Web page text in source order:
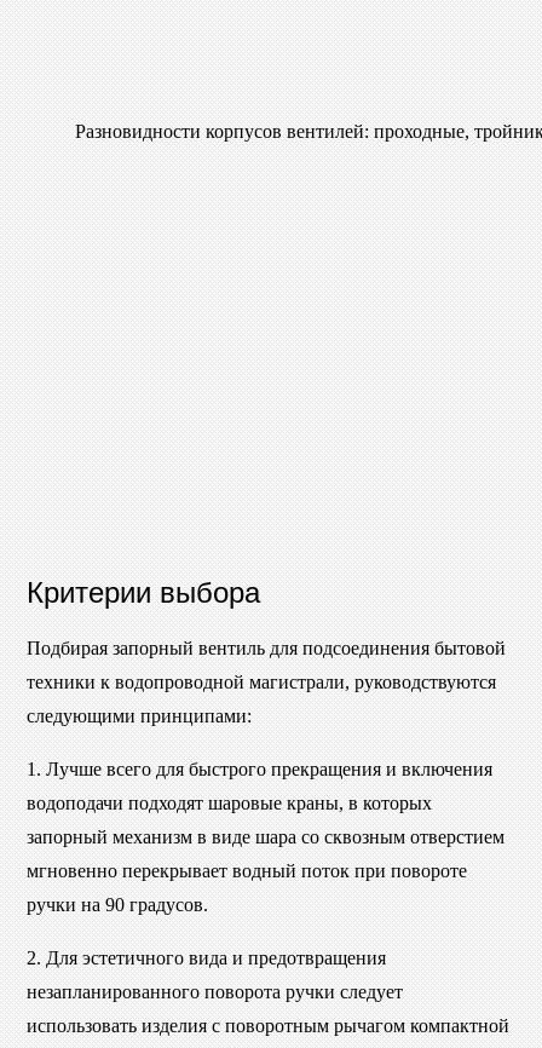
Разновидности корпусов вентилей: проходные,
Критерии выбора
Подбирая запорный вентиль для подсоединения бытовой
техники к водопроводной магистрали, руководствуются
следующими принципами:
1. Лучше всего для быстрого прекращения и включения
водоподачи подходят шаровые краны, в которых
запорный механизм в виде шара со сквозным отверстием
мгновенно перекрывает водный поток при повороте
ручки на 90 градусов.
2. Для эстетичного вида и предотвращения
незапланированного поворота ручки следует
использовать изделия с поворотным рычагом компактной